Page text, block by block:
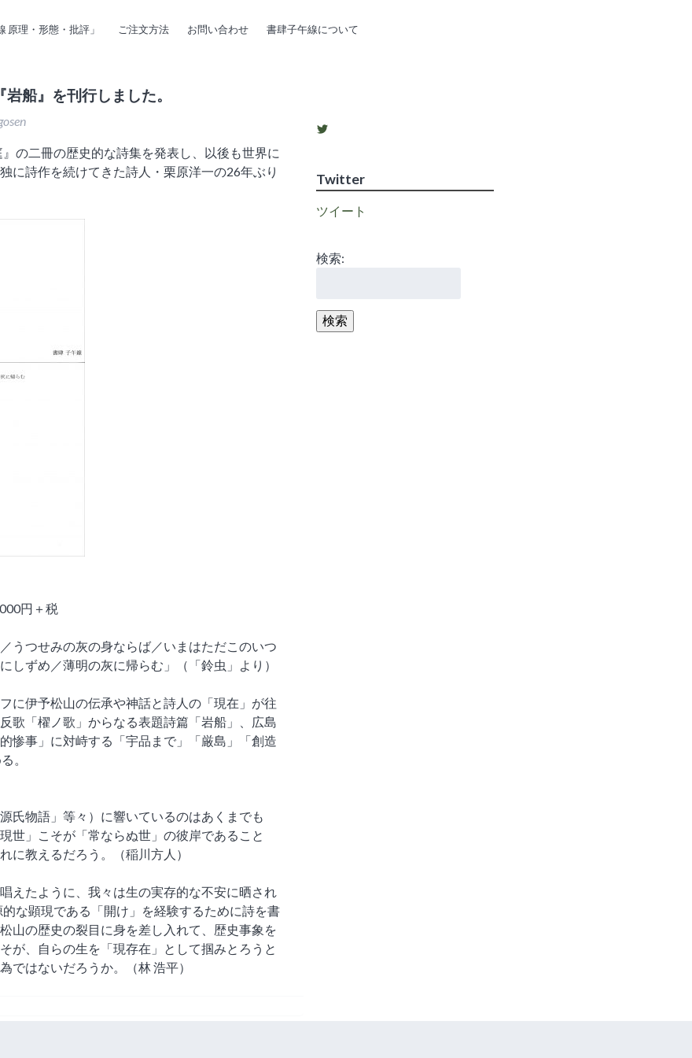
原理・形態・批評」 ご注文方法 お問い合わせ 書肆子午線について
岩船』を刊行しました。
の二冊の歴史的な詩集を発表し、以後も世界に
に詩作を続けてきた詩人・栗原洋一の26年ぶり
円＋税
うつせみの灰の身ならば／いまはただこのいつ
しずめ／薄明の灰に帰らむ」（「鈴虫」より）
に伊予松山の伝承や神話と詩人の「現在」が往
歌「櫂ノ歌」からなる表題詩篇「岩船」、広島
惨事」に対峙する「宇品まで」「厳島」「創造
。
氏物語」等々）に響いているのはあくまでも
世」こそが「常ならぬ世」の彼岸であること
に教えるだろう。（稲川方人）
えたように、我々は生の実存的な不安に晒され
な顕現である「開け」を経験するために詩を書
山の歴史の裂目に身を差し入れて、歴史事象を
が、自らの生を「現存在」として掴みとろうと
ではないだろうか。（林 浩平）
プ
ロ
フ
ィ
を
Twitter
Twitter
ツイート
検索:
検索